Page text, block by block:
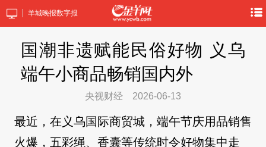
羊城晚报数字报
国潮非遗赋能民俗好物 义乌
端午小商品畅销国内外
央视财经 2026-06-13
最近，在义乌国际商贸城，端午节庆用品销售
火爆，五彩绳、香囊等传统时令好物集中走